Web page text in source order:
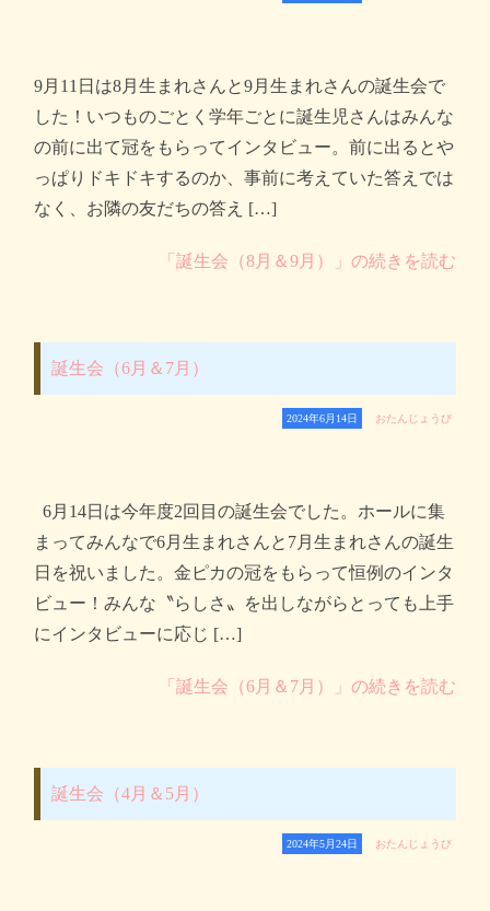
9月11日は8月生まれさんと9月生まれさんの誕生会で
した！いつものごとく学年ごとに誕生児さんはみんな
の前に出て冠をもらってインタビュー。前に出るとや
っぱりドキドキするのか、事前に考えていた答えでは
なく、お隣の友だちの答え […]
「誕生会（8月＆9月）」の続きを読む
誕生会（6月＆7月）
2024年6月14日 おたんじょうび
6月14日は今年度2回目の誕生会でした。ホールに集
まってみんなで6月生まれさんと7月生まれさんの誕生
日を祝いました。金ピカの冠をもらって恒例のインタ
ビュー！みんな〝らしさ〟を出しながらとっても上手
にインタビューに応じ […]
「誕生会（6月＆7月）」の続きを読む
誕生会（4月＆5月）
2024年5月24日 おたんじょうび